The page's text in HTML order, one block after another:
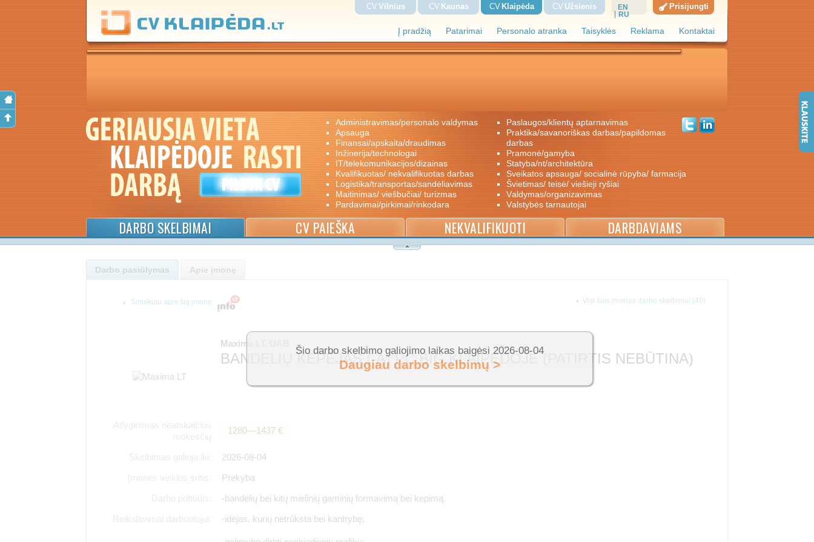
Į pradžią Patarimai Personalo atranka Taisyklės Reklama Kontaktai
CV Vilnius CV Kaunas CV Klaipėda CV Užsienis
EN
RU
Prisijungti
administravimas/personalo valdymas
apsauga
finansai/apskaita/draudimas
inžinerija/technologai
IT/telekomunikacijos/dizainas
kvalifikuotas/ nekvalifikuotas darbas
logistika/transportas/sandėliavimas
maitinimas/ viešbučiai/ turizmas
pardavimai/pirkimai/rinkodara
paslaugos/klientų aptarnavimas
praktika/savanoriškas darbas/papildomas
darbas
pramonė/gamyba
statyba/nt/architektūra
sveikatos apsauga/ socialinė rūpyba/ farmacija
švietimas/ teisė/ viešieji ryšiai
valdymas/organizavimas
valstybės tarnautojai
DARBO SKELBIMAI CV PAIEŠKA NEKVALIFIKUOTI DARBDAVIAMS
Darbo pasiūlymas Apie įmonę
Maxima LT, UAB
BANDELIŲ KEPĖJAS (-A) PC BIG KLAIPĖDOJE (PATIRTIS NEBŪTINA)
1280―1437 €
2026-08-04
Prekyba
-bandelių bei kitų mielinių gaminių formavimą bei kepimą.
-idėjas, kurių netrūksta bei kantrybę;
Visi šios įmonės darbo skelbimai (40)
Smulkiau apie šią įmonę
Šio darbo skelbimo galiojimo laikas baigėsi 2026-08-04
Daugiau darbo skelbimų >